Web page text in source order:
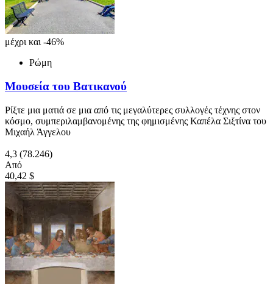
μέχρι και -46%
Ρώμη
Μουσεία του Βατικανού
Ρίξτε μια ματιά σε μια από τις μεγαλύτερες συλλογές τέχνης στον
κόσμο, συμπεριλαμβανομένης της φημισμένης Καπέλα Σιξτίνα του
Μιχαήλ Άγγελου
4,3 (78.246)
Από
40,42 $